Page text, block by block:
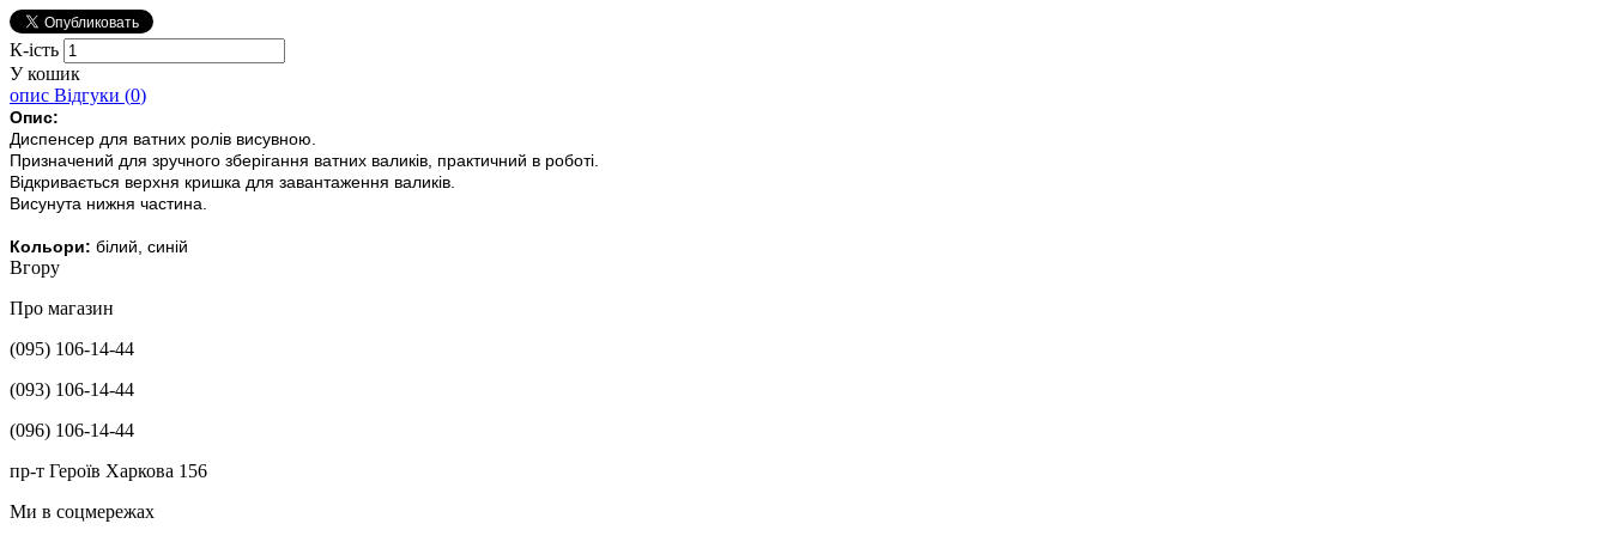
К-ість
У кошик
опис Відгуки (0)
Опис:
Диспенсер для ватних ролів висувною.
Призначений для зручного зберігання ватних валиків, практичний в роботі.
Відкривається верхня кришка для завантаження валиків.
Висунута нижня частина.
Кольори: білий, синій
Вгору
Про магазин
(095) 106-14-44
(093) 106-14-44
(096) 106-14-44
пр-т Героїв Харкова 156
Ми в соцмережах